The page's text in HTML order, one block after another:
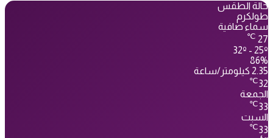
حالة الطقس
طولكرم
سماء صافية
27
℃
32º - 25º
86%
2.35 كيلومتر/ساعة
32
℃
الجمعة
33
℃
السبت
33
℃